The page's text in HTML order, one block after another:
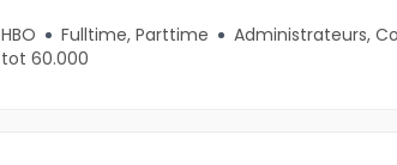
HBO
Fulltime, Parttime Administrateurs,
tot 60.000